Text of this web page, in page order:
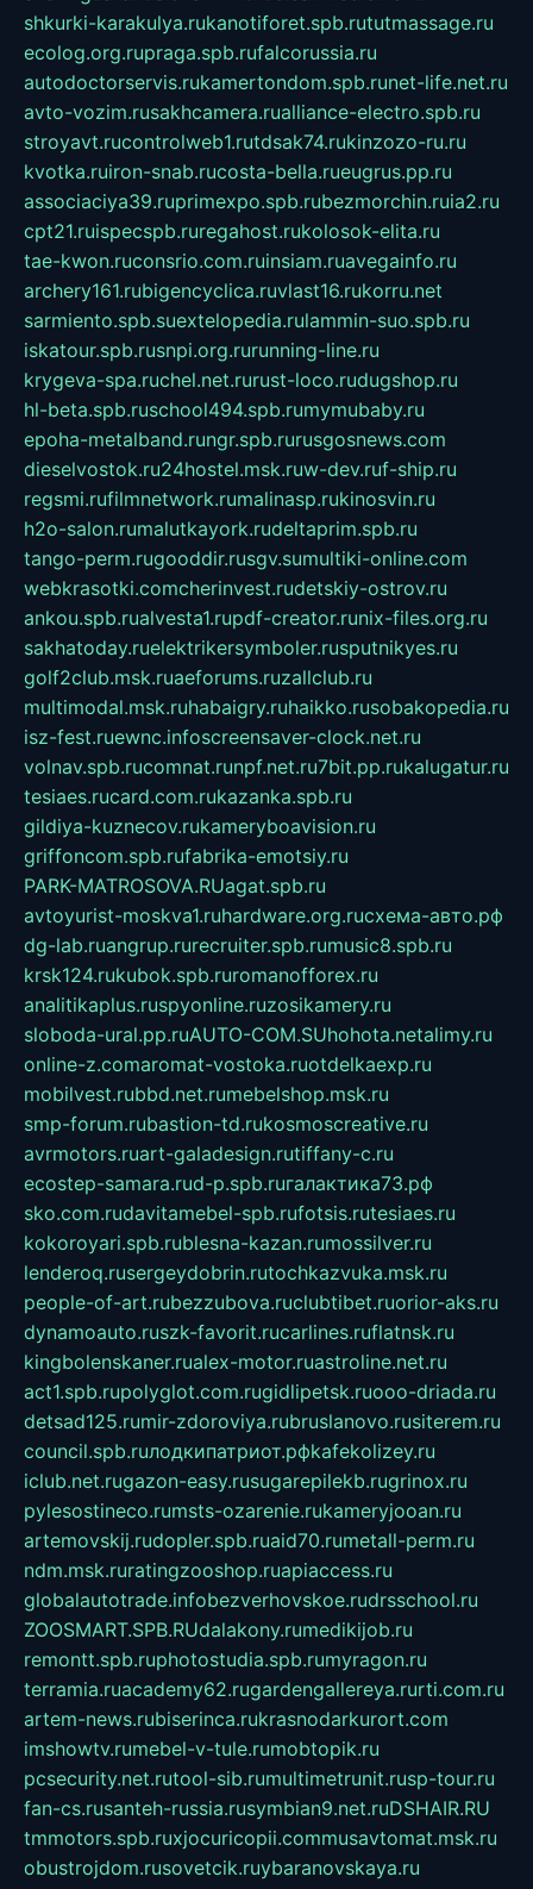
shkurki-karakulya.rukanotiforet.spb.rututmassage.ru
ecolog.org.rupraga.spb.rufalcorussia.ru
autodoctorservis.rukamertondom.spb.runet-life.net.ru
avto-vozim.rusakhcamera.rualliance-electro.spb.ru
stroyavt.rucontrolweb1.rutdsak74.rukinzozo-ru.ru
kvotka.ruiron-snab.rucosta-bella.rueugrus.pp.ru
associaciya39.ruprimexpo.spb.rubezmorchin.ruia2.ru
cpt21.ruispecspb.ruregahost.rukolosok-elita.ru
tae-kwon.ruconsrio.com.ruinsiam.ruavegainfo.ru
archery161.rubigencyclica.ruvlast16.rukorru.net
sarmiento.spb.suextelopedia.rulammin-suo.spb.ru
iskatour.spb.rusnpi.org.rurunning-line.ru
krygeva-spa.ruchel.net.rurust-loco.rudugshop.ru
hl-beta.spb.ruschool494.spb.rumymubaby.ru
epoha-metalband.rungr.spb.rurusgosnews.com
dieselvostok.ru24hostel.msk.ruw-dev.ruf-ship.ru
regsmi.rufilmnetwork.rumalinasp.rukinosvin.ru
h2o-salon.rumalutkayork.rudeltaprim.spb.ru
tango-perm.rugooddir.rusgv.sumultiki-online.com
webkrasotki.comcherinvest.rudetskiy-ostrov.ru
ankou.spb.rualvesta1.rupdf-creator.runix-files.org.ru
sakhatoday.ruelektrikersymboler.rusputnikyes.ru
golf2club.msk.ruaeforums.ruzallclub.ru
multimodal.msk.ruhabaigry.ruhaikko.rusobakopedia.ru
isz-fest.ruewnc.infoscreensaver-clock.net.ru
volnav.spb.rucomnat.runpf.net.ru7bit.pp.rukalugatur.ru
tesiaes.rucard.com.rukazanka.spb.ru
gildiya-kuznecov.rukameryboavision.ru
griffoncom.spb.rufabrika-emotsiy.ru
PARK-MATROSOVA.RUagat.spb.ru
avtoyurist-moskva1.ruhardware.org.ruсхема-авто.рф
dg-lab.ruangrup.rurecruiter.spb.rumusic8.spb.ru
krsk124.rukubok.spb.ruromanofforex.ru
analitikaplus.ruspyonline.ruzosikamery.ru
sloboda-ural.pp.ruAUTO-COM.SUhohota.netalimy.ru
online-z.comaromat-vostoka.ruotdelkaexp.ru
mobilvest.rubbd.net.rumebelshop.msk.ru
smp-forum.rubastion-td.rukosmoscreative.ru
avrmotors.ruart-galadesign.rutiffany-c.ru
ecostep-samara.rud-p.spb.ruгалактика73.рф
sko.com.rudavitamebel-spb.rufotsis.rutesiaes.ru
kokoroyari.spb.rublesna-kazan.rumossilver.ru
lenderoq.rusergeydobrin.rutochkazvuka.msk.ru
people-of-art.rubezzubova.ruclubtibet.ruorior-aks.ru
dynamoauto.ruszk-favorit.rucarlines.ruflatnsk.ru
kingbolenskaner.rualex-motor.ruastroline.net.ru
act1.spb.rupolyglot.com.rugidlipetsk.ruooo-driada.ru
detsad125.rumir-zdoroviya.rubruslanovo.rusiterem.ru
council.spb.ruлодкипатриот.рфkafekolizey.ru
iclub.net.rugazon-easy.rusugarepilekb.rugrinox.ru
pylesostineco.rumsts-ozarenie.rukameryjooan.ru
artemovskij.rudopler.spb.ruaid70.rumetall-perm.ru
ndm.msk.ruratingzooshop.ruapiaccess.ru
globalautotrade.infobezverhovskoe.rudrsschool.ru
ZOOSMART.SPB.RUdalakony.rumedikijob.ru
remontt.spb.ruphotostudia.spb.rumyragon.ru
terramia.ruacademy62.rugardengallereya.rurti.com.ru
artem-news.rubiserinca.rukrasnodarkurort.com
imshowtv.rumebel-v-tule.rumobtopik.ru
pcsecurity.net.rutool-sib.rumultimetrunit.rusp-tour.ru
fan-cs.rusanteh-russia.rusymbian9.net.ruDSHAIR.RU
tmmotors.spb.ruxjocuricopii.commusavtomat.msk.ru
obustrojdom.rusovetcik.ruybaranovskaya.ru